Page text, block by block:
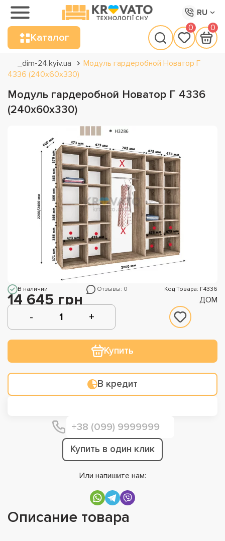
RU
Каталог
0 0
_dim-24.kyiv.ua
Модуль гардеробной Новатор Г
4336 (240х60х330)
Модуль гардеробной Новатор Г 4336
(240х60х330)
В наличии Отзывы: 0 Код Товара: Г4336
14 645 грн ДОМ
Купить
В кредит
Купить в один клик
Или напишите нам:
Описание товара